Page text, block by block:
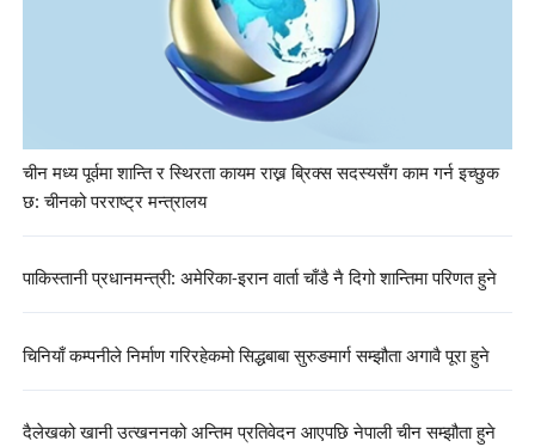
चीन मध्य पूर्वमा शान्ति र स्थिरता कायम राख्न ब्रिक्स सदस्यसँग काम गर्न इच्छुक
छ: चीनको परराष्ट्र मन्त्रालय
पाकिस्तानी प्रधानमन्त्री: अमेरिका-इरान वार्ता चाँडै नै दिगो शान्तिमा परिणत हुने
चिनियाँ कम्पनीले निर्माण गरिरहेकमो सिद्धबाबा सुरुङमार्ग सम्झौता अगावै पूरा हुने
दैलेखको खानी उत्खननको अन्तिम प्रतिवेदन आएपछि नेपाली चीन सम्झौता हुने